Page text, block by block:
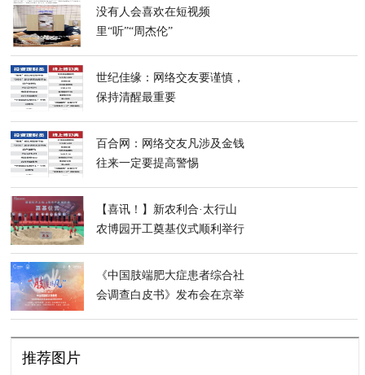
没有人会喜欢在短视频
里“听”“周杰伦”
世纪佳缘：网络交友要谨慎，
保持清醒最重要
百合网：网络交友凡涉及金钱
往来一定要提高警惕
【喜讯！】新农利合·太行山
农博园开工奠基仪式顺利举行
《中国肢端肥大症患者综合社
会调查白皮书》发布会在京举
推荐图片